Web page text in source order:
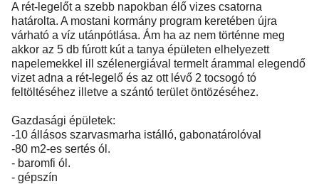
A rét-legelőt a szebb napokban élő vizes csatorna
határolta. A mostani kormány program keretében újra
várható a víz utánpótlása. Ám ha az nem történne meg
akkor az 5 db fúrott kút a tanya épületen elhelyezett
napelemekkel ill szélenergiával termelt árammal elegendő
vizet adna a rét-legelő és az ott lévő 2 tocsogó tó
feltöltéséhez illetve a szántó terület öntözéséhez.
Gazdasági épületek:
-10 állásos szarvasmarha istálló, gabonatárolóval
-80 m2-es sertés ól.
- baromfi ól.
- gépszín